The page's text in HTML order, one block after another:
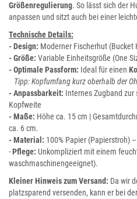
Größenregulierung. So lässt sich der
anpassen und sitzt auch bei einer
Technische Details:
- Design: Moderner Fischerhut
- Größe: Variable Einheitsgröße (One
-Optimale Passform: Ideal für einen
Tipp: Kopfumfang kurz oberhalb der
-Anpassbarkeit: Internes Zugband
Kopfweite
- Maße: Höhe ca. 15 cm |
ca. 6 cm.
- Material: 100% Papier (Papierstroh)
-Pflege: Unkompliziert mit einem
waschmaschinengeeignet).
Kleiner Hinweis zum Versand: Da wir
platzsparend versenden, kann er bei